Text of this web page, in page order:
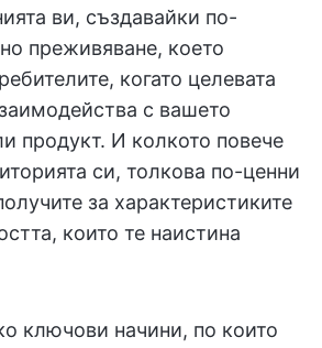
ви, създавайки по-
преживяване, което
когато целевата
с вашето
продукт. И колкото повече
си, толкова по-ценни
за характеристиките
които те наистина
ключови начини, по които